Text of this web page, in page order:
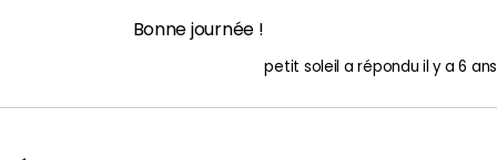
Bonne journée !
petit soleil a réponduil y a 6 ans